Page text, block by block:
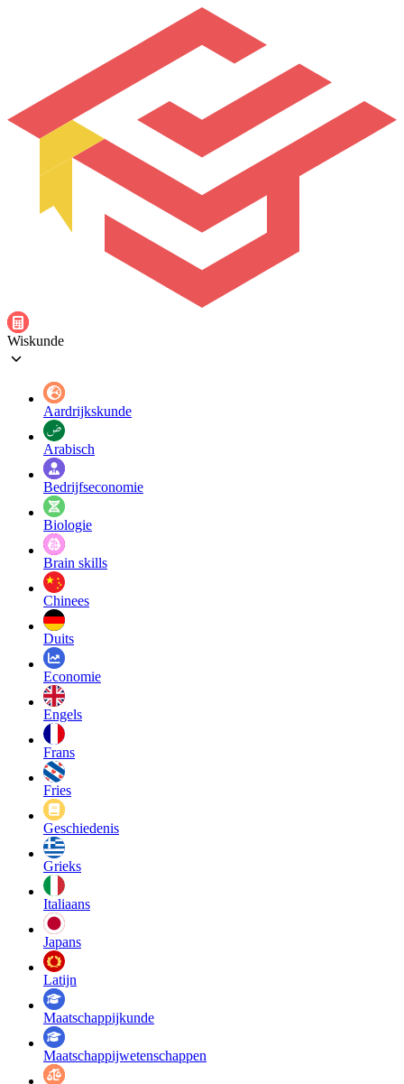
Wiskunde
Aardrijkskunde
Arabisch
Bedrijfseconomie
Biologie
Brain skills
Chinees
Duits
Economie
Engels
Frans
Fries
Geschiedenis
Grieks
Italiaans
Japans
Latijn
Maatschappij­kunde
Maatschappij­wetenschappen